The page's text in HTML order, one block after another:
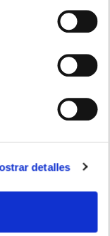
detalles